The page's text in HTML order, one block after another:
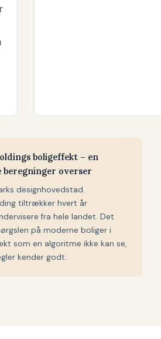
boligeffekt – en
overser
designhovedstad.
tiltrækker hvert år
fra hele landet. Det
på moderne boliger i
som en algoritme ikke kan se,
kender godt.